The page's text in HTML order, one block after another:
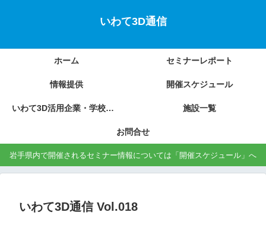
いわて3D通信
ホーム セミナーレポート
情報提供 開催スケジュール
いわて3D活用企業・学校の紹介 施設一覧
お問合せ
岩手県内で開催されるセミナー情報については「開催スケジュール」へ
いわて3D通信 Vol.018